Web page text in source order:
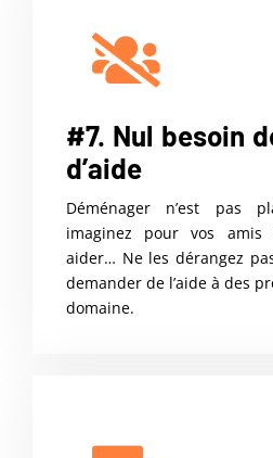
#7. Nul besoin
d’aide
Déménager n’est pas
imaginez pour vos amis
aider… Ne les dérangez
demander de l’aide à des
domaine.